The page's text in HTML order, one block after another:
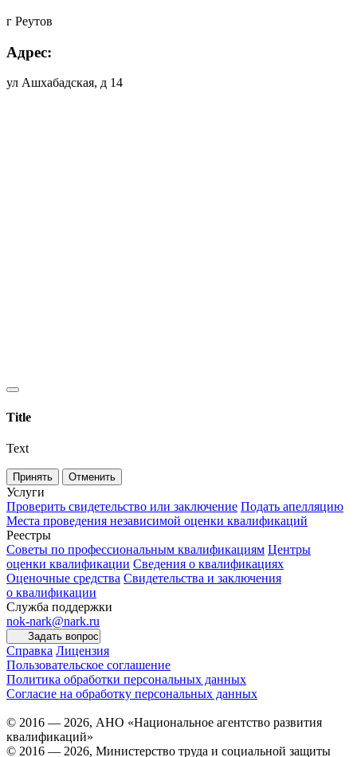
г Реутов
Адрес:
ул Ашхабадская, д 14
Title
Text
Принять Отменить
Услуги
Проверить свидетельство или заключение Подать апелляцию
Места проведения независимой оценки квалификаций
Реестры
Советы по профессиональным квалификациям Центры
оценки квалификации Сведения о квалификациях
Оценочные средства Свидетельства и заключения
о квалификации
Служба поддержки
nok-nark@nark.ru
Задать вопрос
Справка Лицензия
Пользовательское соглашение
Политика обработки персональных данных
Согласие на обработку персональных данных
© 2016 — 2026, АНО «Национальное агентство развития
квалификаций»
© 2016 — 2026, Министерство труда и социальной защиты